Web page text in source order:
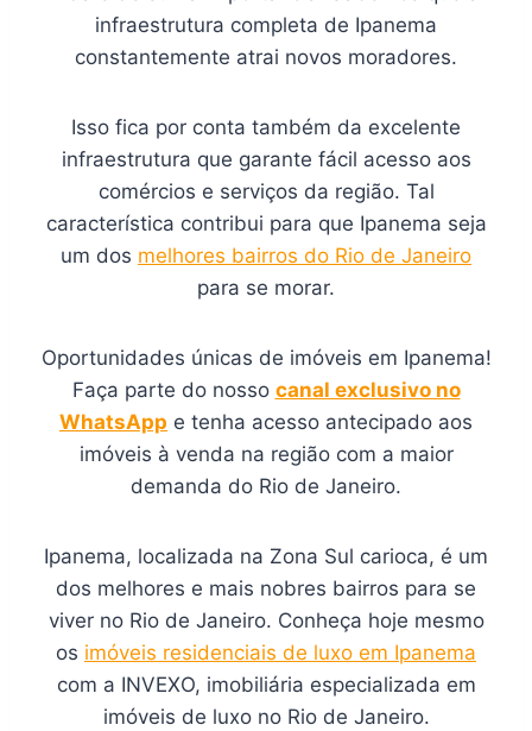
infraestrutura completa de Ipanema
constantemente atrai novos moradores.
Isso fica por conta também da excelente
infraestrutura que garante fácil acesso aos
comércios e serviços da região. Tal
característica contribui para que Ipanema seja
um dos melhores bairros do Rio de Janeiro
para se morar.
Oportunidades únicas de imóveis em Ipanema!
Faça parte do nosso canal exclusivo no
WhatsApp e tenha acesso antecipado aos
imóveis à venda na região com a maior
demanda do Rio de Janeiro.
Ipanema, localizada na Zona Sul carioca, é um
dos melhores e mais nobres bairros para se
viver no Rio de Janeiro. Conheça hoje mesmo
os imóveis residenciais de luxo em Ipanema
com a INVEXO, imobiliária especializada em
imóveis de luxo no Rio de Janeiro.